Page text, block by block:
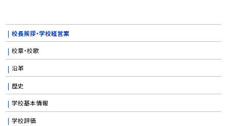
校長挨拶・学校経営案
校章・校歌
沿革
歴史
学校基本情報
学校評価